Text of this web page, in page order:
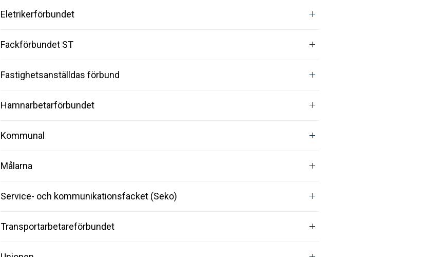
Eletrikerförbundet
Fackförbundet ST
Fastighetsanställdas förbund
Hamnarbetarförbundet
Kommunal
Målarna
Service- och kommunikationsfacket (Seko)
Transportarbetareförbundet